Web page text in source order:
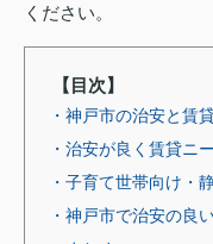
ください。
【目次】
・神戸市の治安と賃
・治安が良く賃貸ニ
・子育て世帯向け・
・神戸市で治安の良